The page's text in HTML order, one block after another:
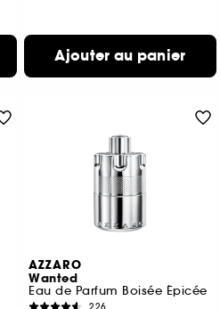
Ajouter au panier
AZZARO
Wanted
Eau de Parfum Boisée Épicée
226